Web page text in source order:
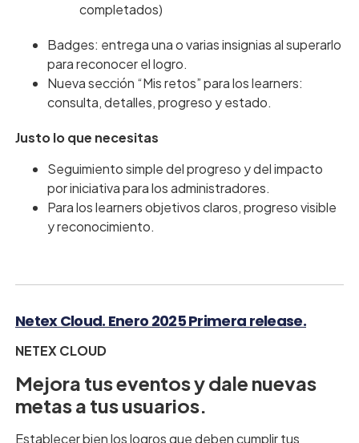
completados)
Badges: entrega una o varias insignias al superarlo
para reconocer el logro.
Nueva sección “Mis retos” para los learners:
consulta, detalles, progreso y estado.
Justo lo que necesitas
Seguimiento simple del progreso y del impacto
por iniciativa para los administradores.
Para los learners objetivos claros, progreso visible
y reconocimiento.
Netex Cloud. Enero 2025 Primera release.
NETEX CLOUD
Mejora tus eventos y dale nuevas
metas a tus usuarios.
Establecer bien los logros que deben cumplir tus